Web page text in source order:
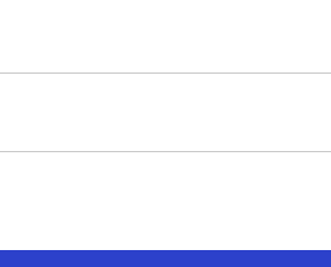
départ :